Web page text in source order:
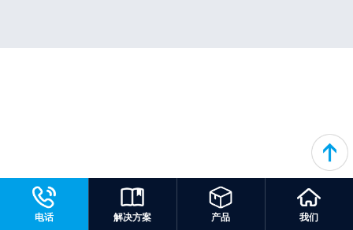
电话 解决方案 产品 我们